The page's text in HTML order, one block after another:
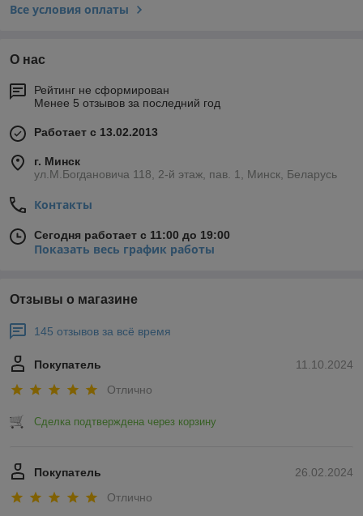
Все условия оплаты
О нас
Рейтинг не сформирован
Менее 5 отзывов за последний год
Работает с 13.02.2013
г. Минск
ул.М.Богдановича 118, 2-й этаж, пав. 1, Минск, Беларусь
Контакты
Сегодня работает с 11:00 до 19:00
Показать весь график работы
Отзывы о магазине
145 отзывов за всё время
11.10.2024
Покупатель
Отлично
Сделка подтверждена через корзину
26.02.2024
Покупатель
Отлично